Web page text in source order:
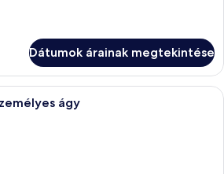
Dátumok árainak megtekintése
Egy szállodai szoba, amelyben
ágy